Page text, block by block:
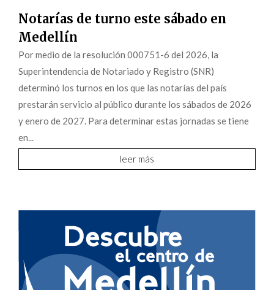
Notarías de turno este sábado en
Medellín
Por medio de la resolución 000751-6 del 2026, la
Superintendencia de Notariado y Registro (SNR)
determinó los turnos en los que las notarías del país
prestarán servicio al público durante los sábados de 2026
y enero de 2027. Para determinar estas jornadas se tiene
en...
leer más